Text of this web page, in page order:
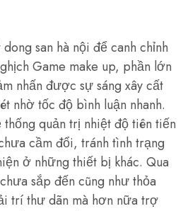
san hà nội để canh chỉnh
Game make up, phần lớn
nhấn được sự sáng xây cất
nhờ tốc độ bình luận nhanh.
quản trị nhiệt độ tiên tiến
cầm đổi, tránh tình trạng
ở những thiết bị khác. Qua
sắp đến cũng như thỏa
trí thư dãn mà hơn nữa trợ